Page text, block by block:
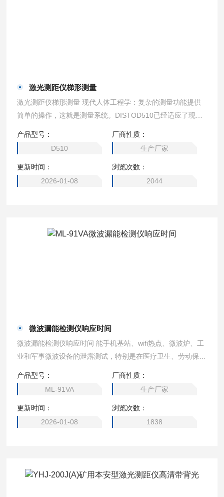
激光测距仪梯形测量
激光测距仪梯形测量 现代人体工程学：复杂的测量功能提供
简单的操作，这就是测量系统。DISTOD510已经适应了现代
键，按下一个按钮，以便快速存取。
产品型号：
D510
厂商性质：
生产厂家
更新时间：
2026-01-08
浏览次数：
2044
微波漏能检测仪响应时间
微波漏能检测仪响应时间 能手机基站、wifi热点、微波炉、工
业和军事微波设备的泄露测试，特别是在医疗卫生、劳动保
产品型号：
ML-91VA
厂商性质：
生产厂家
更新时间：
2026-01-08
浏览次数：
1838